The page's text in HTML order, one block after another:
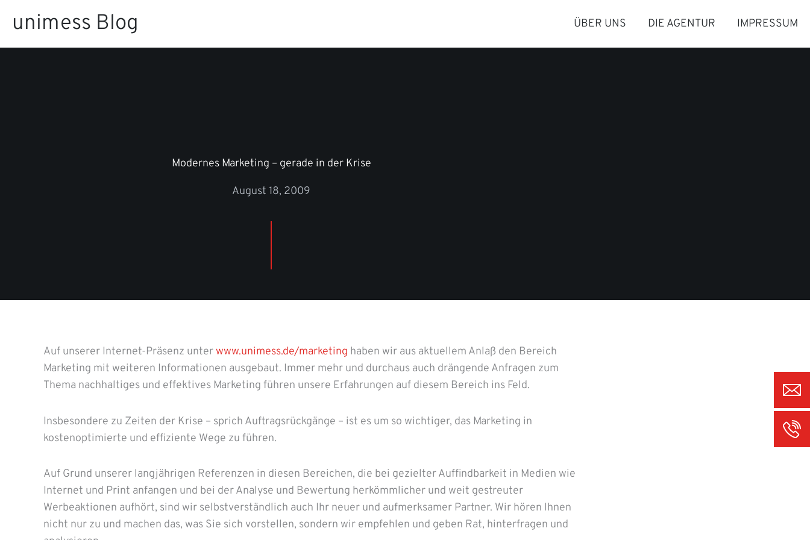
Inhaltunimess Blog ÜBER UNS DIE AGENTUR IMPRESSUM
Modernes Marketing – gerade in der Krise
August 18, 2009
Auf unserer Internet-Präsenz unter www.unimess.de/marketing haben wir aus aktuellem Anlaß den Bereich
Marketing mit weiteren Informationen ausgebaut. Immer mehr und durchaus auch drängende Anfragen zum
Thema nachhaltiges und effektives Marketing führen unsere Erfahrungen auf diesem Bereich ins Feld.
Insbesondere zu Zeiten der Krise – sprich Auftragsrückgänge – ist es um so wichtiger, das Marketing in
kostenoptimierte und effiziente Wege zu führen.
Auf Grund unserer langjährigen Referenzen in diesen Bereichen, die bei gezielter Auffindbarkeit in Medien wie
Internet und Print anfangen und bei der Analyse und Bewertung herkömmlicher und weit gestreuter
Werbeaktionen aufhört, sind wir selbstverständlich auch Ihr neuer und aufmerksamer Partner. Wir hören Ihnen
nicht nur zu und machen das, was Sie sich vorstellen, sondern wir empfehlen und geben Rat, hinterfragen und